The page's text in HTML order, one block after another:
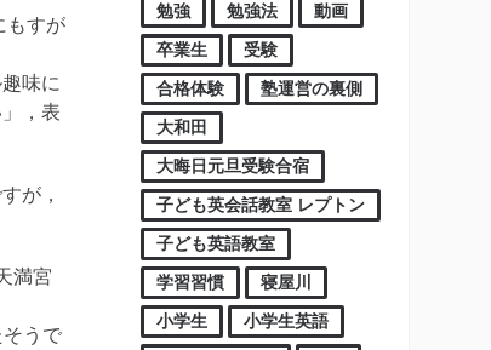
勉強
勉強法
動画
卒業生
受験
合格体験
塾運営の裏側
大和田
大晦日元旦受験合宿
子ども英会話教室 レプトン
子ども英語教室
学習習慣
寝屋川
小学生
小学生英語
もすが
味に
，表
が，
満宮
うで